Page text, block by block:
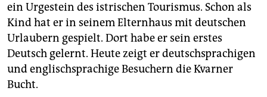
ein Urgestein des istrischen Tourismus. Schon als
Kind hat er in seinem Elternhaus mit deutschen
Urlaubern gespielt. Dort habe er sein erstes
Deutsch gelernt. Heute zeigt er deutschsprachigen
und englischsprachige Besuchern die Kvarner
Bucht.